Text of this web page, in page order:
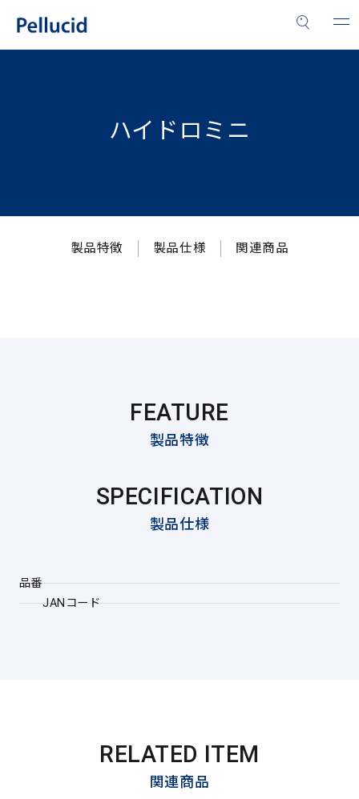
ハイドロミニ
製品特徴 製品仕様 関連商品
FEATURE
製品特徴
SPECIFICATION
製品仕様
品番
JANコード
RELATED ITEM
関連商品